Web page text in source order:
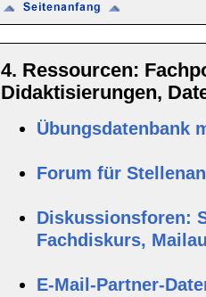
4. Ressourcen:
Didaktisierungen,
Übungsdatenbank
Forum für
Diskussionsforen:
Fachdiskurs,
E-Mail-Partner-